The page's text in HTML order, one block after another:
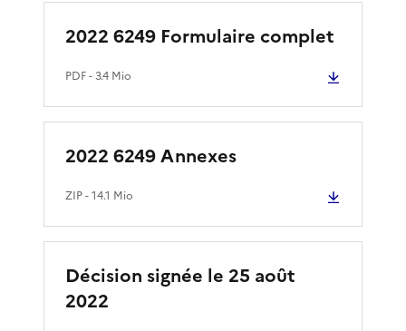
2022 6249 Formulaire complet
PDF- 3.4 Mio
2022 6249 Annexes
ZIP- 14.1 Mio
Décision signée le 25 août
2022